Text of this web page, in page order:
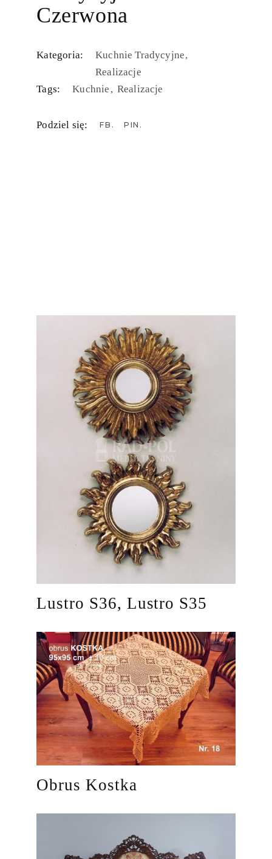
Czerwona
Kategoria:
Kuchnie Tradycyjne
Realizacje
Tags:
Kuchnie Realizacje
Podziel się: FB PIN
Lustro S36, Lustro S35
Obrus Kostka